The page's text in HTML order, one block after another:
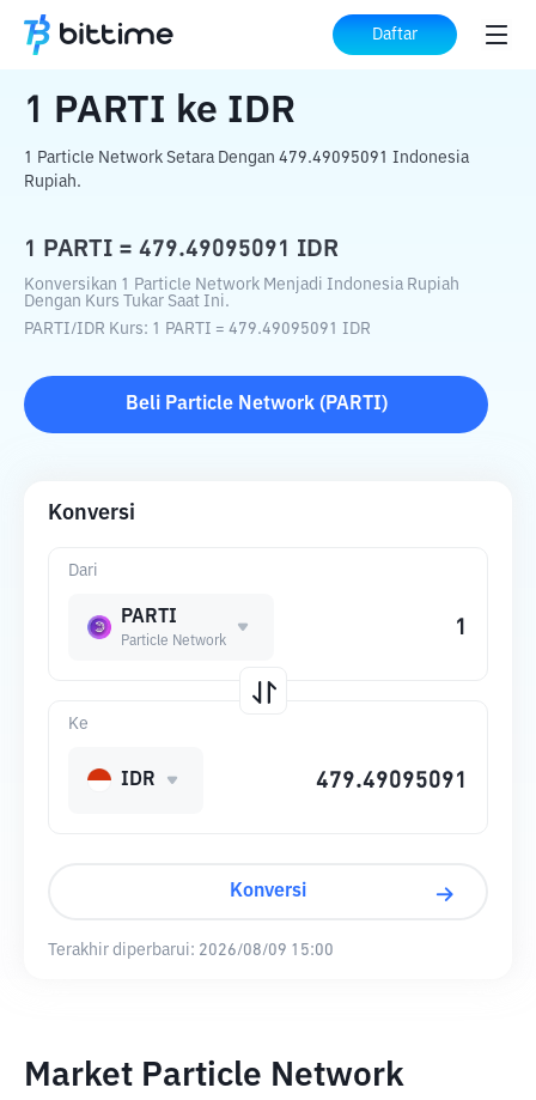
Daftar
Beranda Konverter Kripto PARTI IDR
1 PARTI ke IDR
1 Particle Network Setara Dengan 479.49095091 Indonesia
Rupiah.
1 PARTI = 479.49095091 IDR
Konversikan 1 Particle Network Menjadi Indonesia Rupiah
Dengan Kurs Tukar Saat Ini.
PARTI/IDR Kurs: 1 PARTI = 479.49095091 IDR
Beli Particle Network( PARTI)
Konversi
Dari
PARTI
Particle Network
Ke
IDR
Konversi
Terakhir diperbarui: 2026/08/09 15:00
Market Particle Network